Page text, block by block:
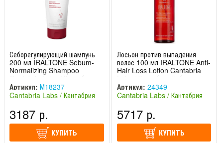
Себорегулирующий шампунь
200 мл IRALTONE Sebum-
Normalizing Shampoo
Cantabria Labs / Кантабрия
Лабс
Артикул: М18237
Cantabria Labs / Кантабрия
3187 р.
КУПИТЬ
Лосьон против выпадения
волос 100 мл IRALTONE Anti-
Hair Loss Lotion Cantabria
Labs / Кантабрия Лабс
Артикул: 24349
Cantabria Labs / Кантабрия
5717 р.
КУПИТЬ